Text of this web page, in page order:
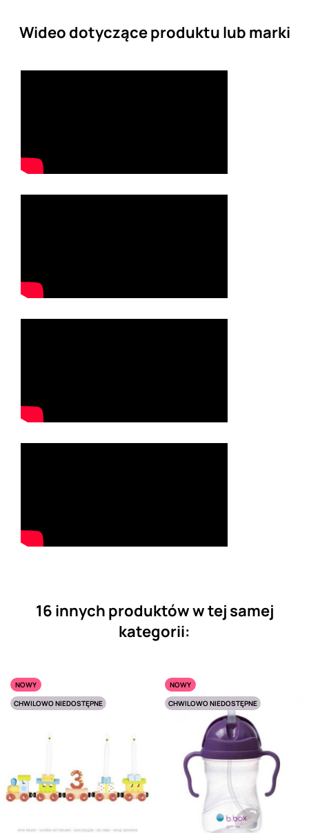
Wideo dotyczące produktu lub marki
16 innych produktów w tej samej
kategorii:
NOWY
CHWILOWO NIEDOSTĘPNE
NOWY
CHWILOWO NIEDOSTĘPNE